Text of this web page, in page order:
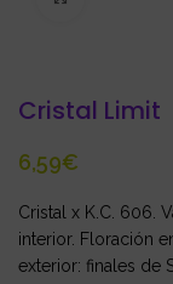
Cristal Limit
€
Cristal x K.C. 606.
interior. Floración
exterior: finales de